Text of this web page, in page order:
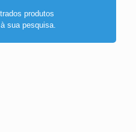
produtos
sua pesquisa.